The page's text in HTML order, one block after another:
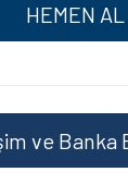
HEMEN AL
ve Banka